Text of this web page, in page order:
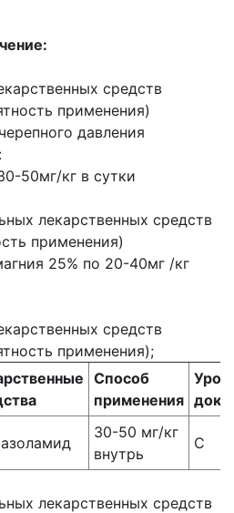
средств
применения)
давления
50мг/кг в сутки
лекарственных средств
применения)
25% по 20-40мг /кг
средств
применения);
Способ
применения
30-50 мг/кг
внутрь
С
лекарственных средств